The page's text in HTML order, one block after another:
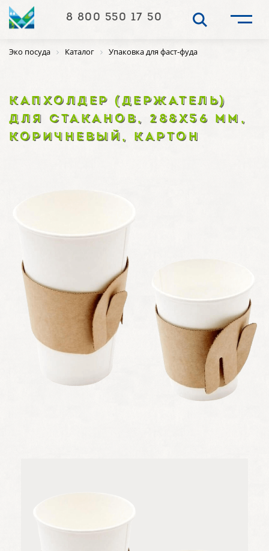
8 800 550 17 50
Эко посуда Каталог Упаковка для фаст-фуда
КАПХОЛДЕР (ДЕРЖАТЕЛЬ)
ДЛЯ СТАКАНОВ, 288Х56 ММ,
КОРИЧНЕВЫЙ, КАРТОН